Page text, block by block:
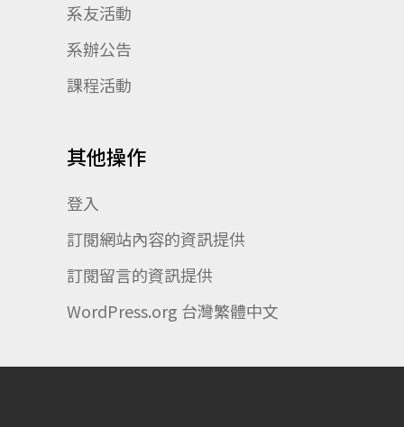
系友活動
系辦公告
課程活動
其他操作
登入
訂閱網站內容的資訊提供
訂閱留言的資訊提供
WordPress.org 台灣繁體中文